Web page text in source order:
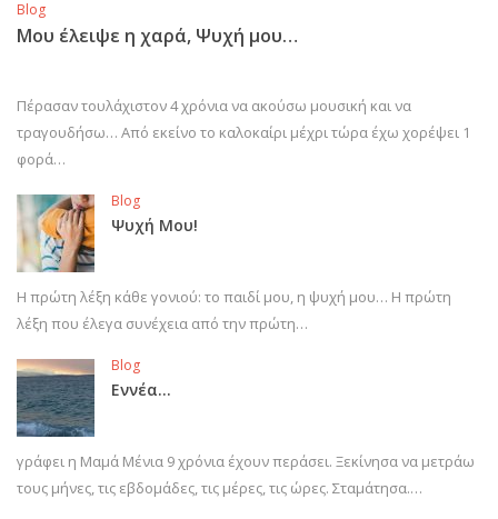
Blog
Μου έλειψε η χαρά, Ψυχή μου…
Πέρασαν τουλάχιστον 4 χρόνια να ακούσω μουσική και να
τραγουδήσω… Από εκείνο το καλοκαίρι μέχρι τώρα έχω χορέψει 1
φορά…
Blog
Ψυχή Μου!
Η πρώτη λέξη κάθε γονιού: το παιδί μου, η ψυχή μου… Η πρώτη
λέξη που έλεγα συνέχεια από την πρώτη…
Blog
Εννέα…
γράφει η Μαμά Μένια 9 χρόνια έχουν περάσει. Ξεκίνησα να μετράω
τους μήνες, τις εβδομάδες, τις μέρες, τις ώρες. Σταμάτησα.…